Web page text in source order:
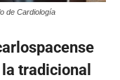
de Cardiología
tradicional